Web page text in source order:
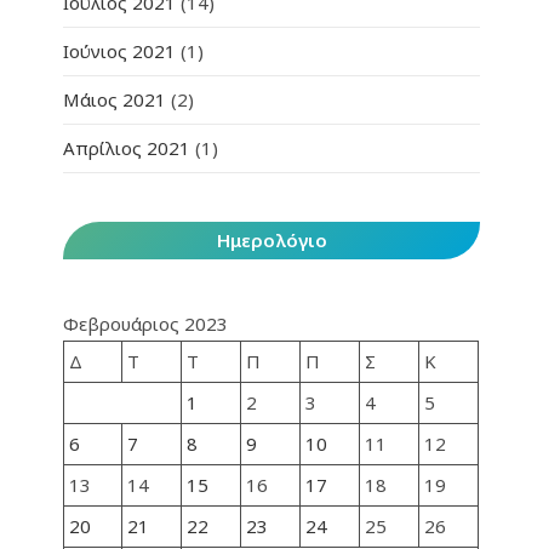
Ιούνιος 2021 (1)
Μάιος 2021 (2)
Απρίλιος 2021 (1)
Ημερολόγιο
Φεβρουάριος 2023
Δ
Τ Τ Π Π Σ
Κ
1
2 3 4
5
6
7 8 9 10 11
12
13
14 15 16 17 18
19
20
21 22 23 24 25
26